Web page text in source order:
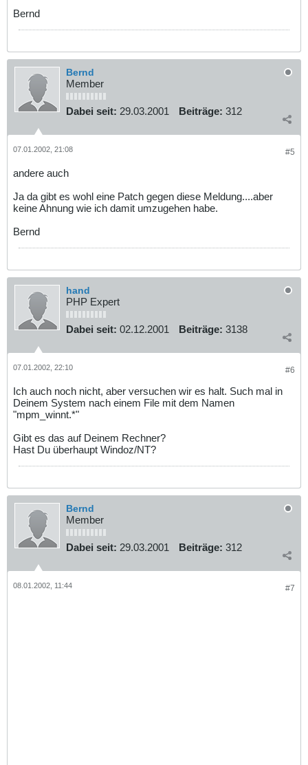
Bernd
Bernd
Member
Dabei seit: 29.03.2001 Beiträge: 312
#5
07.01.2002, 21:08
andere auch
Ja da gibt es wohl eine Patch gegen diese Meldung....aber
keine Ahnung wie ich damit umzugehen habe.
Bernd
hand
PHP Expert
Dabei seit: 02.12.2001 Beiträge: 3138
#6
07.01.2002, 22:10
Ich auch noch nicht, aber versuchen wir es halt. Such mal in
Deinem System nach einem File mit dem Namen
"mpm_winnt.*"
Gibt es das auf Deinem Rechner?
Hast Du überhaupt Windoz/NT?
Bernd
Member
Dabei seit: 29.03.2001 Beiträge: 312
#7
08.01.2002, 11:44